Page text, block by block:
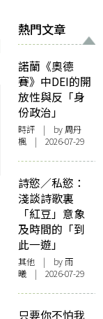
熱門文章
諾蘭《奧德
賽》中DEI的開
放性與反「身
份政治」
時評 | by周丹
楓 | 2026-07-29
詩慾／私慾：
淺談詩歌裏
「紅豆」意象
及時間的「到
此一遊」
其他 | by 雨
曦 | 2026-07-29
只要你不怕我